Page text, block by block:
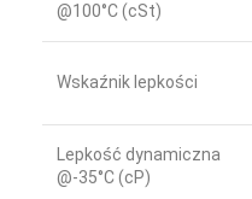
@100°C (cSt)
Wskaźnik lepkości
Lepkość dynamiczna
@-35°C (cP)